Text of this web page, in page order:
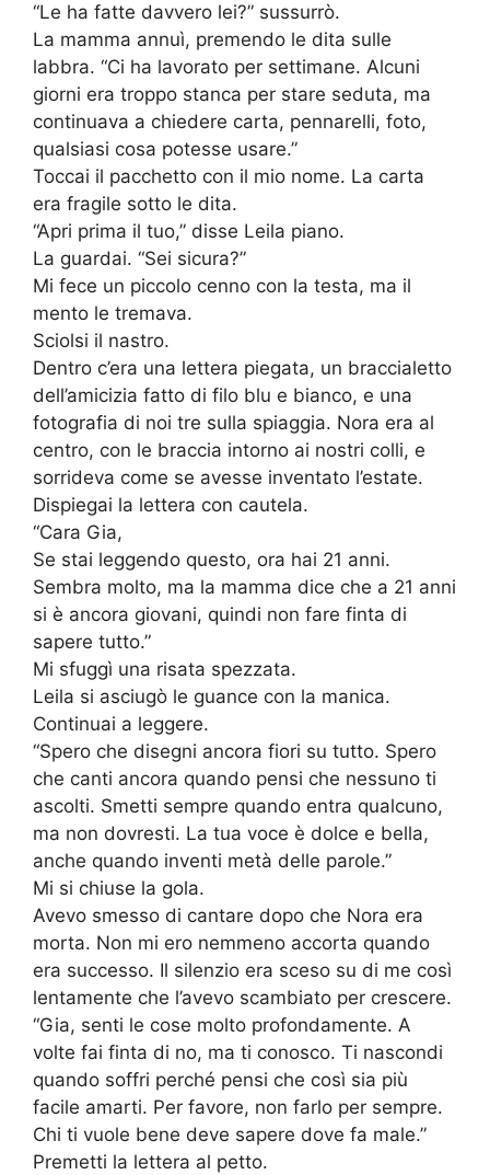
“Le ha fatte davvero lei?” sussurrò.
La mamma annuì, premendo le dita sulle
labbra. “Ci ha lavorato per settimane. Alcuni
giorni era troppo stanca per stare seduta, ma
continuava a chiedere carta, pennarelli, foto,
qualsiasi cosa potesse usare.”
Toccai il pacchetto con il mio nome. La carta
era fragile sotto le dita.
“Apri prima il tuo,” disse Leila piano.
La guardai. “Sei sicura?”
Mi fece un piccolo cenno con la testa, ma il
mento le tremava.
Sciolsi il nastro.
Dentro c’era una lettera piegata, un braccialetto
dell’amicizia fatto di filo blu e bianco, e una
fotografia di noi tre sulla spiaggia. Nora era al
centro, con le braccia intorno ai nostri colli, e
sorrideva come se avesse inventato l’estate.
Dispiegai la lettera con cautela.
“Cara Gia,
Se stai leggendo questo, ora hai 21 anni.
Sembra molto, ma la mamma dice che a 21 anni
si è ancora giovani, quindi non fare finta di
sapere tutto.”
Mi sfuggì una risata spezzata.
Leila si asciugò le guance con la manica.
Continuai a leggere.
“Spero che disegni ancora fiori su tutto. Spero
che canti ancora quando pensi che nessuno ti
ascolti. Smetti sempre quando entra qualcuno,
ma non dovresti. La tua voce è dolce e bella,
anche quando inventi metà delle parole.”
Mi si chiuse la gola.
Avevo smesso di cantare dopo che Nora era
morta. Non mi ero nemmeno accorta quando
era successo. Il silenzio era sceso su di me così
lentamente che l’avevo scambiato per crescere.
“Gia, senti le cose molto profondamente. A
volte fai finta di no, ma ti conosco. Ti nascondi
quando soffri perché pensi che così sia più
facile amarti. Per favore, non farlo per sempre.
Chi ti vuole bene deve sapere dove fa male.”
Premetti la lettera al petto.